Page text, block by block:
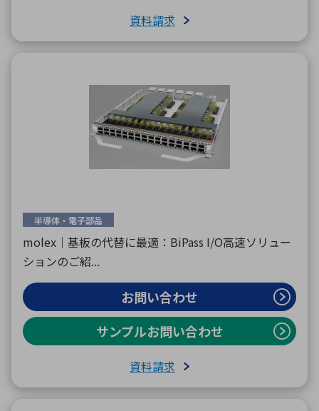
資料請求
半導体・電子部品
molex｜基板の代替に最適：BiPass I/O高速ソリュー
ションのご紹...
お問い合わせ
サンプルお問い合わせ
資料請求